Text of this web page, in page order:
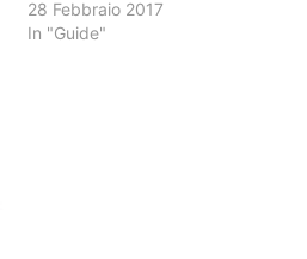
28 Febbraio 2017
In "Guide"